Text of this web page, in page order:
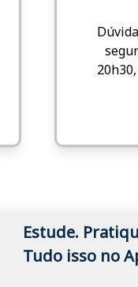
Estude.
Tudo isso no